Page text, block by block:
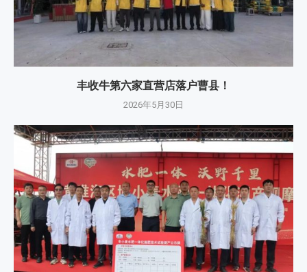
丰收牛第六家直营店落户曹县！
2026年5月30日